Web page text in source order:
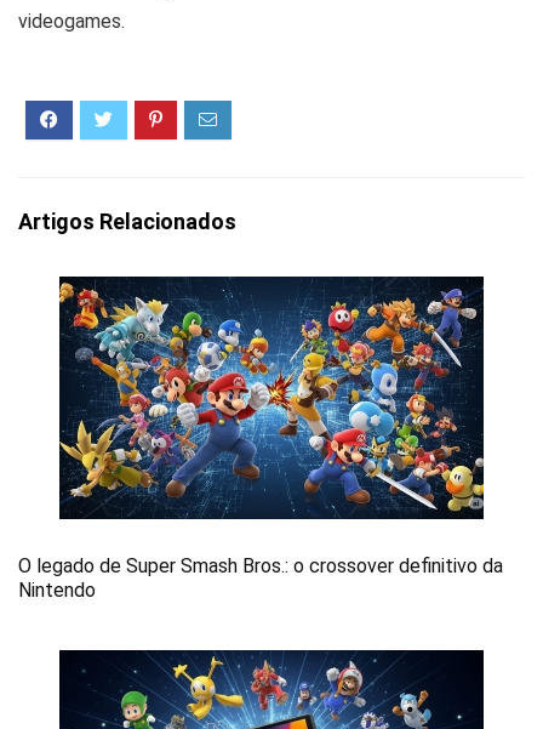
videogames.
Artigos Relacionados
O legado de Super Smash Bros.: o crossover definitivo da
Nintendo